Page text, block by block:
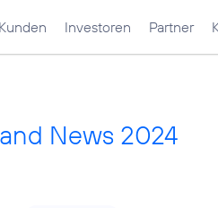
Kunden Investoren Partner
News 2024